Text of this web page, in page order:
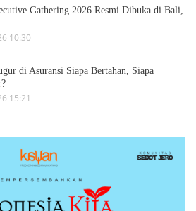
Gathering 2026 Resmi Dibuka di Bali,
10:30
di Asuransi Siapa Bertahan, Siapa
15:21